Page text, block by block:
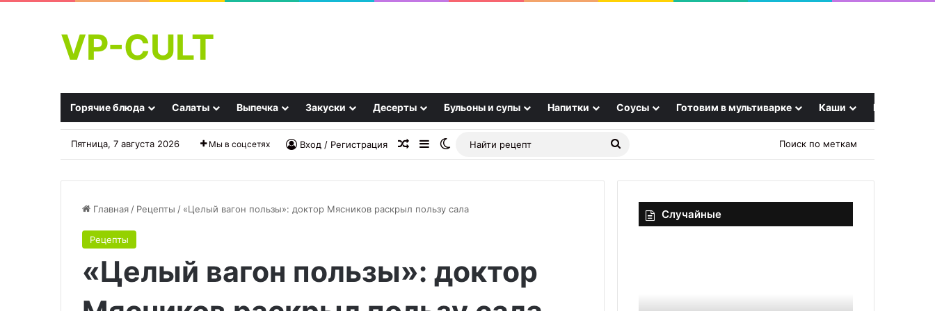
VP-CULT
Горячие блюда Салаты Выпечка Закуски Десерты Бульоны и супы Напитки Соусы Готовим в мультиварке Каши Еще
Пятница, 7 августа 2026 Мы в соцсетях Вход / Регистрация Случайная статья
SidebarSwitch skin
Найти
Поиск по меткам
Главная / Рецепты / «Целый вагон пользы»: доктор Мясников раскрыл пользу сала
Рецепты
«Целый вагон пользы»: доктор
Случайные
норвежски
с
болгарским
перцем,